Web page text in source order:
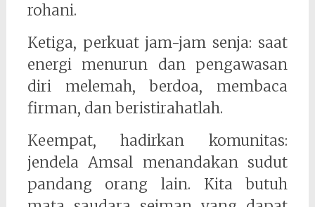
rohani.
Ketiga, perkuat jam-jam senja: saat
energi menurun dan pengawasan
diri melemah, berdoa, membaca
firman, dan beristirahatlah.
Keempat, hadirkan komunitas:
jendela Amsal menandakan sudut
pandang orang lain. Kita butuh